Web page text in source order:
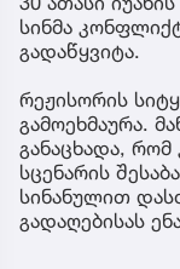
სინმა
გადაწყვიტა.
რეჟისორის
გამოეხმაურა.
განაცხადა, რომ
სცენარის
სინანულით
გადაღებისას